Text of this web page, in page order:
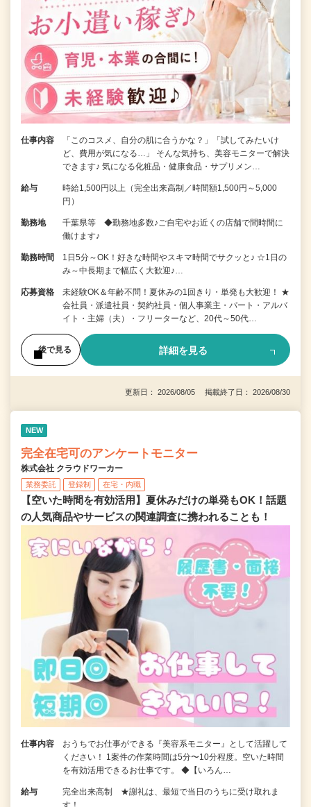
仕事内容
「このコスメ、自分の肌に合うかな？」「試してみたいけ
ど、費用が気になる…」 そんな気持ち、美容モニターで解決
できます♪ 気になる化粧品・健康食品・サプリメン…
給与
時給1,500円以上（完全出来高制／時間額1,500円～5,000
円）
勤務地
千葉県等 ◆勤務地多数♪ご自宅やお近くの店舗で間時間に
働けます♪
勤務時間
1日5分～OK！好きな時間やスキマ時間でサクッと♪ ☆1日の
み～中長期まで幅広く大歓迎♪…
応募資格
未経験OK＆年齢不問！夏休みの1回きり・単発も大歓迎！ ★
会社員・派遣社員・契約社員・個人事業主・パート・アルバ
イト・主婦（夫）・フリーターなど、20代～50代…
後で見る 詳細を見る
更新日： 2026/08/05 掲載終了日： 2026/08/30
NEW
完全在宅可のアンケートモニター
株式会社 クラウドワーカー
業務委託 登録制 在宅・内職
【空いた時間を有効活用】夏休みだけの単発もOK！話題
の人気商品やサービスの関連調査に携われることも！
仕事内容
おうちでお仕事ができる『美容系モニター』として活躍して
ください！ 1案件の作業時間は5分〜10分程度。空いた時間
を有効活用できるお仕事です。 ◆【いろん…
給与
完全出来高制 ★謝礼は、最短で当日のうちに受け取れま